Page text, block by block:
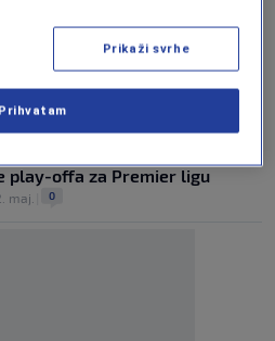
Hull remizirao u prvoj
8. maj.|
play-offa za Premier ligu
maj. 0
Prikaži svrhe
Prihvatam